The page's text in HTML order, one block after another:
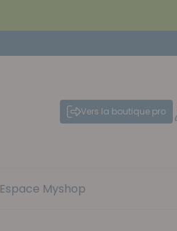
Vers la boutique pro
Espace Myshop